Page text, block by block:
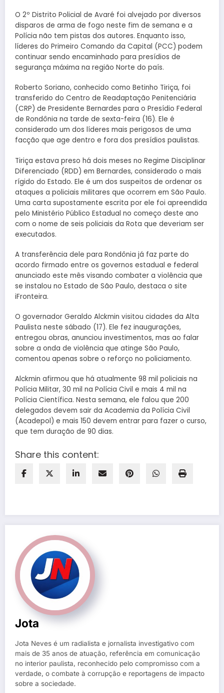
O 2º Distrito Policial de Avaré foi alvejado por diversos
disparos de arma de fogo neste fim de semana e a
Polícia não tem pistas dos autores. Enquanto isso,
líderes do Primeiro Comando da Capital (PCC) podem
continuar sendo encaminhado para presídios de
segurança máxima na região Norte do país.
Roberto Soriano, conhecido como Betinho Tiriça, foi
transferido do Centro de Readaptação Penitenciária
(CRP) de Presidente Bernardes para o Presídio Federal
de Rondônia na tarde de sexta-feira (16). Ele é
considerado um dos líderes mais perigosos de uma
facção que age dentro e fora dos presídios paulistas.
Tiriça estava preso há dois meses no Regime Disciplinar
Diferenciado (RDD) em Bernardes, considerado o mais
rígido do Estado. Ele é um dos suspeitos de ordenar os
ataques a policiais militares que ocorrem em São Paulo.
Uma carta supostamente escrita por ele foi apreendida
pelo Ministério Público Estadual no começo deste ano
com o nome de seis policiais da Rota que deveriam ser
executados.
A transferência dele para Rondônia já faz parte do
acordo firmado entre os governos estadual e federal
anunciado este mês visando combater a violência que
se instalou no Estado de São Paulo, destaca o site
iFronteira.
O governador Geraldo Alckmin visitou cidades da Alta
Paulista neste sábado (17). Ele fez inaugurações,
entregou obras, anunciou investimentos, mas ao falar
sobre a onda de violência que atinge São Paulo,
comentou apenas sobre o reforço no policiamento.
Alckmin afirmou que há atualmente 98 mil policiais na
Polícia Militar, 30 mil na Polícia Civil e mais 4 mil na
Polícia Científica. Nesta semana, ele falou que 200
delegados devem sair da Academia da Polícia Civil
(Acadepol) e mais 150 devem entrar para fazer o curso,
que tem duração de 90 dias.
Share this content:
Jota
Jota Neves é um radialista e jornalista investigativo com
mais de 35 anos de atuação, referência em comunicação
no interior paulista, reconhecido pelo compromisso com a
verdade, o combate à corrupção e reportagens de impacto
sobre a sociedade.